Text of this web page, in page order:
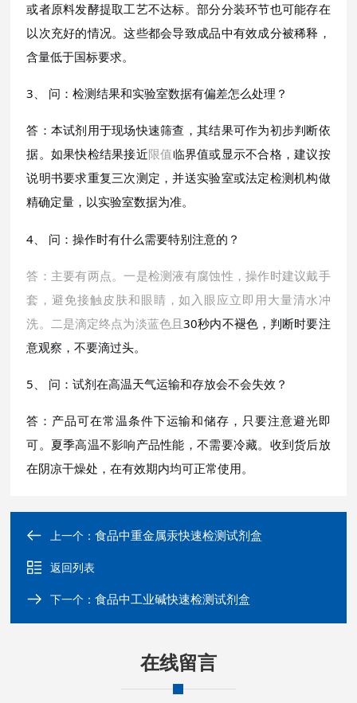
或者原料发酵提取工艺不达标。部分分装环节也可能存在
以次充好的情况。这些都会导致成品中有效成分被稀释，
含量低于国标要求。
3、 问：检测结果和实验室数据有偏差怎么处理？
答：本试剂用于现场快速筛查，其结果可作为初步判断依
据。如果快检结果接近限值临界值或显示不合格，建议按
说明书要求重复三次测定，并送实验室或法定检测机构做
精确定量，以实验室数据为准。
4、 问：操作时有什么需要特别注意的？
答：主要有两点。一是检测液有腐蚀性，操作时建议戴手
套，避免接触皮肤和眼睛，如入眼应立即用大量清水冲
洗。二是滴定终点为淡蓝色且30秒内不褪色，判断时要注
意观察，不要滴过头。
5、 问：试剂在高温天气运输和存放会不会失效？
答：产品可在常温条件下运输和储存，只要注意避光即
可。夏季高温不影响产品性能，不需要冷藏。收到货后放
在阴凉干燥处，在有效期内均可正常使用。
上一个：食品中重金属汞快速检测试剂盒
返回列表
下一个：食品中工业碱快速检测试剂盒
在线留言